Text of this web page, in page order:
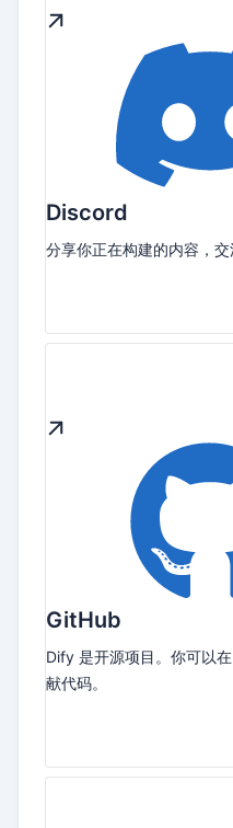
Discord
分享你正在构建的内容，交
GitHub
Dify 是开源项目。你可以
献代码。